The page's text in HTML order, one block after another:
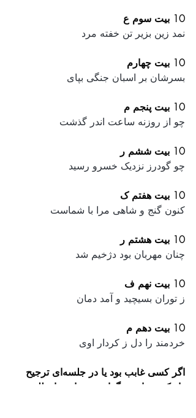
10 بیت سوم ع
نمد زین بزیر تن خفته مرد
10 بیت چهارم
بسرشان بر اسبان جنگی بپای
10 بیت پنجم م
چو از روزنه ساعت اندر گذشت
10 بیت ششم ر
چو گودرز نزدیک خسرو رسید
10 بیت هفتم ک
کنون گنج و شاهی مرا با شماست
10 بیت هشتم ر
چنان مهربان بود دژخیم شد
10 بیت نهم ف
ز توران بسیچید و آمد دمان
10 بیت دهم م
خردمند را دل ز کردار اوی
اگر کسی غابب بود یا در جلسه‌ای ترجیح
داد که نخواند، دیگران می‌توانند داوطلب